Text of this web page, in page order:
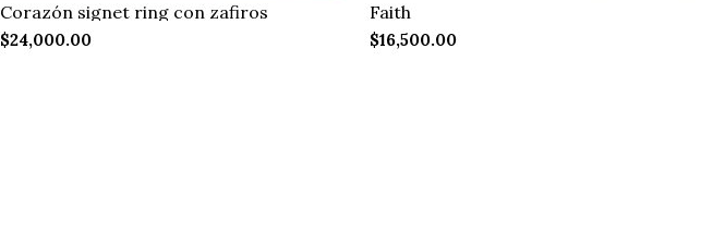
Corazón signet ring con zafiros
$24,000.00
Faith
$16,500.00